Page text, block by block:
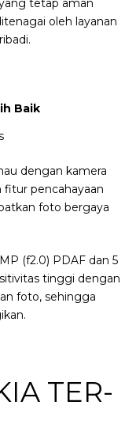
tetap aman
oleh layanan
Baik
dengan kamera
fitur pencahayaan
foto bergaya
(f2.0) PDAF dan 5
tinggi dengan
foto, sehingga
TER-